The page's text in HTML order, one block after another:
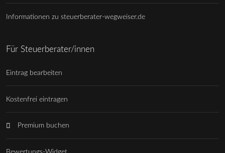
Informationen zu steuerberater-wegweiser.de
Für Steuerberater/innen
Eintrag bearbeiten
Kostenfrei eintragen
Premium buchen